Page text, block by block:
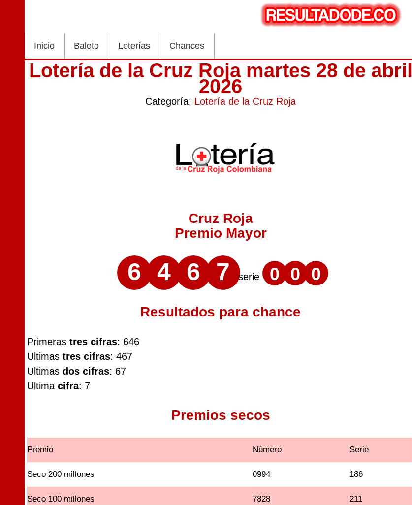
Inicio Baloto Loterías Chances
Lotería de la Cruz Roja martes 28 de abril
2026
Categoría: Lotería de la Cruz Roja
Cruz Roja
Premio Mayor
6 4 6 7 serie 0 0 0
Resultados para chance
Primeras tres cifras: 646
Ultimas tres cifras: 467
Ultimas dos cifras: 67
Ultima cifra: 7
Premios secos
Premio Número Serie
Seco 200 millones 0994 186
Seco 100 millones 7828 211